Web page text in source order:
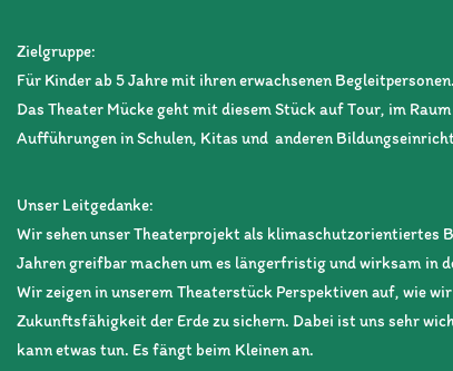
Zielgruppe:
Für Kinder ab 5 Jahre mit ihren erwachsenen Begleitpersonen.
Das Theater Mücke geht mit diesem Stück auf Tour, im
Aufführungen in Schulen, Kitas und anderen
Unser Leitgedanke:
Wir sehen unser Theaterprojekt als
Jahren greifbar machen um es längerfristig und wirksam in
Wir zeigen in unserem Theaterstück Perspektiven auf, wie
Zukunftsfähigkeit der Erde zu sichern. Dabei ist uns sehr
kann etwas tun. Es fängt beim Kleinen an.